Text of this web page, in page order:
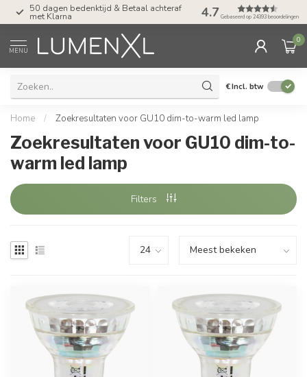
bedenktijd & Betaal achteraf Tel: ma-do tot 23.00, vr tot 21.00, za
4.7 Gebaseerd op 24393 beoordelingen
MENU
0
€Incl. btw
Home / Zoekresultaten voor GU10 dim-to-warm led lamp
Zoekresultaten voor GU10 dim-to-
warm led lamp
Filters